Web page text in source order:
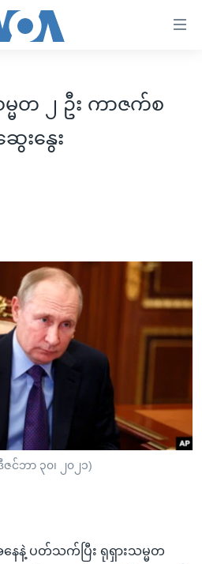
က်များ
မတ ၂ ဦး ကာဇက်စ
းနွေး
ဇင်ဘာ ၃၀၊ ၂၀၂၁)
နဲ့ ပတ်သက်ပြီး ရုရှားသမ္မတ